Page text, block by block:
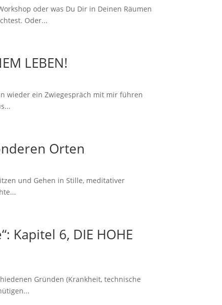
oder was Du Dir in Deinen Räumen
Oder...
LEBEN!
wieder ein Zwiegespräch mit mir führen
Orten
und Gehen in Stille, meditativer
Kapitel 6, DIE HOHE
Gründen (Krankheit, technische